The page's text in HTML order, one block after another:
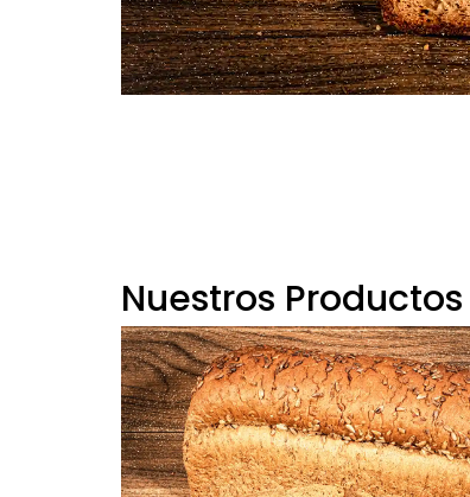
Nuestros